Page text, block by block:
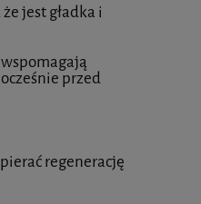
jest gładka i
przed
regenerację